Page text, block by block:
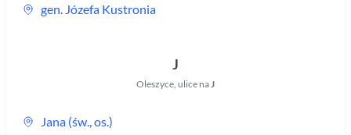
gen. Józefa Kustronia
J
Oleszyce, ulice naJ
Jana (św., os.)